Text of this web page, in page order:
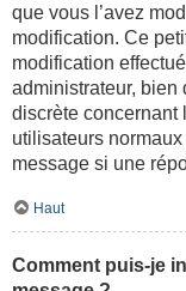
que vous l’avez
modification. Ce
modification
administrateur, bien
discrète concernant
utilisateurs
message si une
Haut
Comment puis-je